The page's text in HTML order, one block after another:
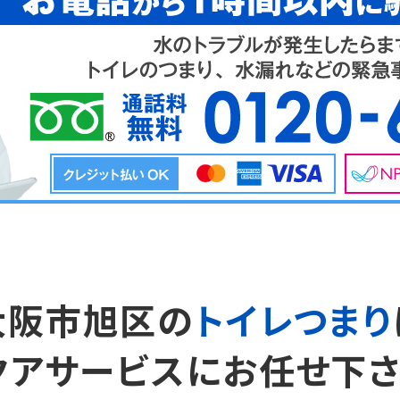
市旭区の トイレつまり
アサービスにお任せ下さ